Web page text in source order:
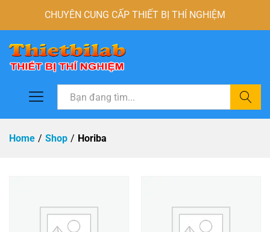
CHUYÊN CUNG CẤP THIẾT BỊ THÍ NGHIỆM
Tìm
Home / Shop / Horiba